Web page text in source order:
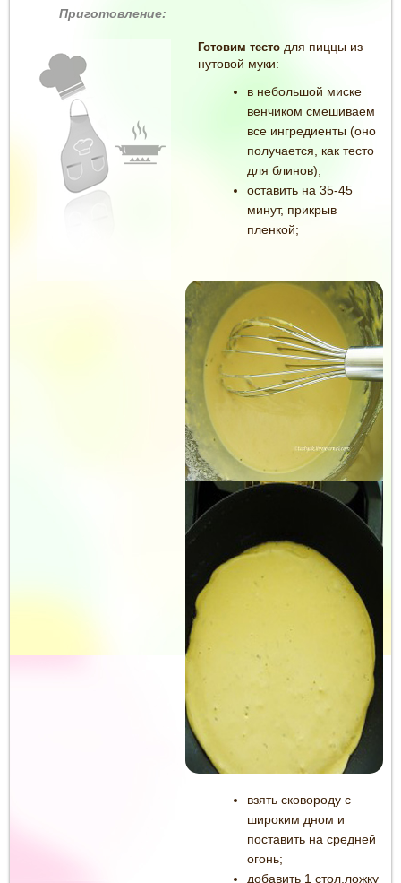
Приготовление:
Готовим тесто для пиццы из
нутовой муки:
в небольшой миске
венчиком смешиваем
все ингредиенты (оно
получается, как тесто
для блинов);
оставить на 35-45
минут, прикрыв
пленкой;
взять сковороду с
широким дном и
поставить на средней
огонь;
добавить 1 стол.ложку